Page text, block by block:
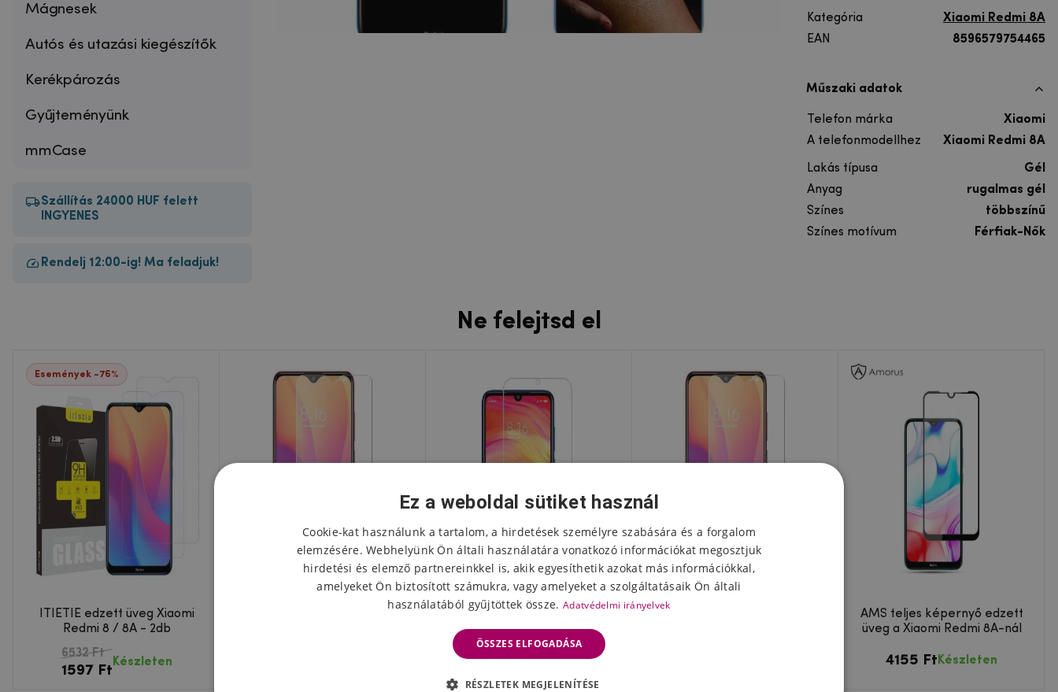
Mágnesek
Autós és utazási kiegészítők
Kerékpározás
Gyűjteményünk
mmCase
Szállítás 24000 HUF felett
INGYENES
Rendelj 12:00-ig! Ma feladjuk!
Kategória
Xiaomi Redmi 8A
EAN
8596579754465
Műszaki adatok
Telefon márka
Xiaomi
A telefonmodellhez
Xiaomi Redmi 8A
Lakás típusa
Gél
Anyag
rugalmas gél
Színes
többszínű
Színes motívum
Férfiak-Nők
Ne felejtsd el
Események -76%
ITIETIE edzett üveg Xiaomi
Redmi 8 / 8A - 2db
6532 Ft
1597 Ft
Készleten
TGS edzett üveg Xiaomi Redmi
8 / 8A számára
3316 FtKészleten
AMS teljes képernyő edzett
üveg a Xiaomi Redmi 8A-nál
4155 Ft Készleten
Ez a weboldal sütiket használ
Cookie-kat használunk a tartalom, a hirdetések személyre szabására és a forgalom
elemzésére. Webhelyünk Ön általi használatára vonatkozó információkat megosztjuk
hirdetési és elemző partnereinkkel is, akik egyesíthetik azokat más információkkal,
amelyeket Ön biztosított számukra, vagy amelyeket a szolgáltatásaik Ön általi
használatából gyűjtöttek össze. Adatvédelmi irányelvek
ÖSSZES ELFOGADÁSA
RÉSZLETEK MEGJELENÍTÉSE